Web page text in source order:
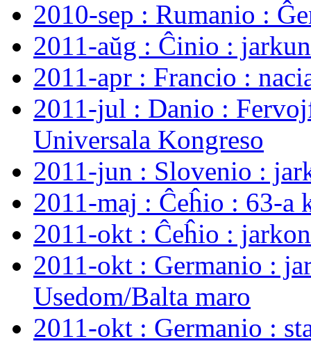
2010-sep : Rumanio :
2011-aŭg : Ĉinio :
2011-apr : Francio :
2011-jul : Danio :
Universala Kongreso
2011-jun : Slovenio :
2011-maj : Ĉeĥio : 63-a
2011-okt : Ĉeĥio :
2011-okt : Germanio :
Usedom/Balta maro
2011-okt : Germanio :